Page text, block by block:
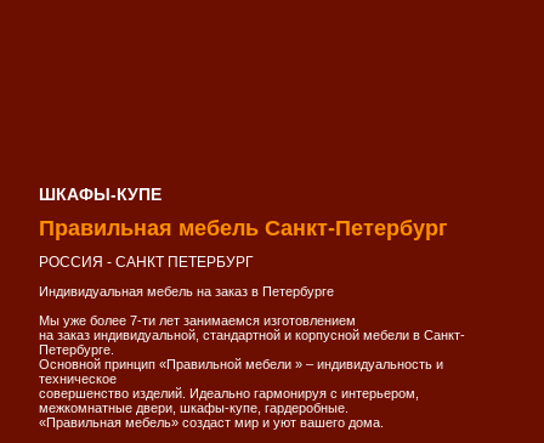
ШКАФЫ-КУПЕ
Правильная мебель Санкт-Петербург
РОССИЯ - САНКТ ПЕТЕРБУРГ
Индивидуальная мебель на заказ в Петербурге
Мы уже более 7-ти лет занимаемся изготовлением
на заказ индивидуальной, стандартной и корпусной мебели в Санкт-
Петербурге.
Основной принцип «Правильной мебели » – индивидуальность и
техническое
совершенство изделий. Идеально гармонируя с интерьером,
межкомнатные двери, шкафы-купе, гардеробные.
«Правильная мебель» создаст мир и уют вашего дома.